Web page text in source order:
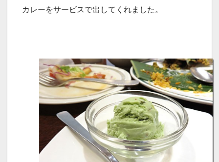
カレーをサービスで出してくれました。